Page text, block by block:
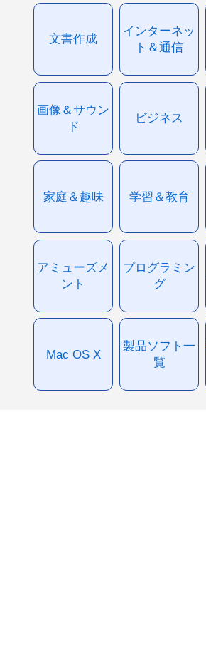
文書作成
インターネッ
ト＆通信
画像＆サウン
ド
ビジネス
家庭＆趣味 学習＆教育
アミューズメ
ント
プログラミン
グ
Mac OS X
製品ソフト一
覧